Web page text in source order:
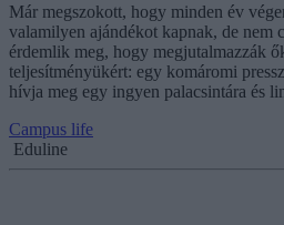
Már megszokott, hogy minden év
valamilyen ajándékot kapnak, de nem
érdemlik meg, hogy megjutalmazzák
teljesítményükért: egy komáromi
hívja meg egy ingyen palacsintára és
Campus life
Eduline